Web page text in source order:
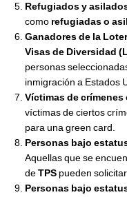
Refugiados y
como refugiadas o
Ganadores de la
Visas de Diversidad
personas
inmigración a Estados
Víctimas de crímenes
víctimas de ciertos
para una green card.
Personas bajo
Aquellas que se
deTPS pueden
Personas bajo